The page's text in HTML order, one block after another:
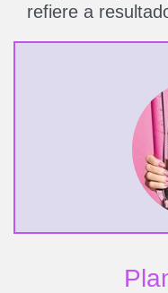
refiere a